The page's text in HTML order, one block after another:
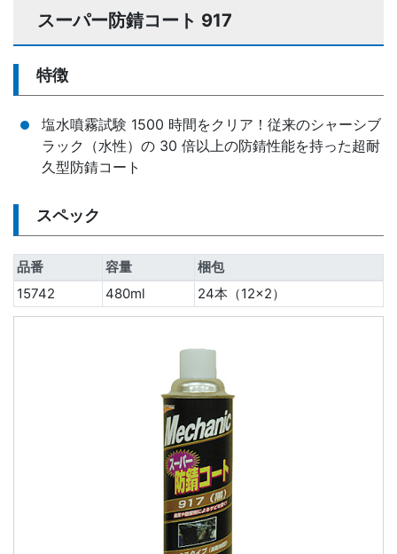
スーパー防錆コート 917
特徴
塩水噴霧試験 1500 時間をクリア！従来のシャーシブ
ラック（水性）の 30 倍以上の防錆性能を持った超耐
久型防錆コート
スペック
品番 容量
梱包
15742
480ml 24本（12×2）